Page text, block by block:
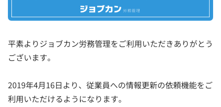
平素よりジョブカン労務管理をご利用いただきありがとう
ございます。
2019年4月16日より、従業員への情報更新の依頼機能をご
利用いただけるようになります。